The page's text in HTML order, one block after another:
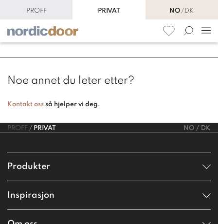
PROFF PRIVAT NO DK
Noe annet du leter etter?
Kontakt oss så hjelper vi deg.
PROFF PRIVAT NO DK
Produkter
Inspirasjon